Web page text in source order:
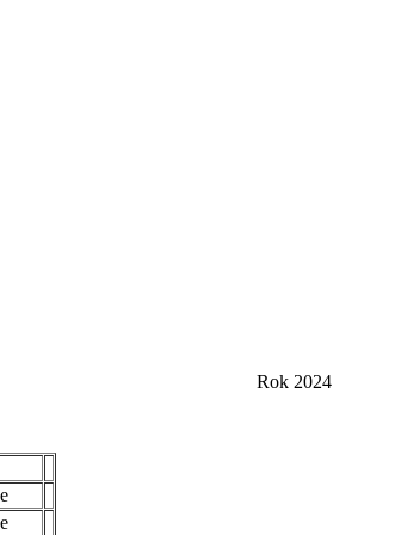
Rok 2024